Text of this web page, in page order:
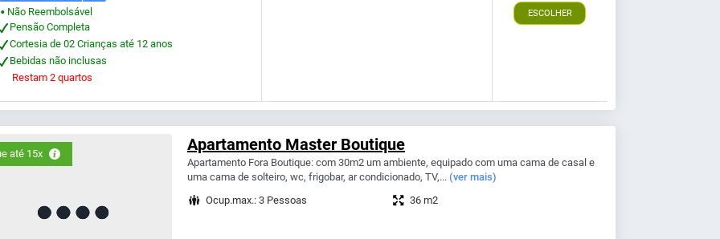
⬤
Não Reembolsável
Pensão Completa
Cortesia de 02 Crianças até 12 anos
Bebidas não inclusas
Restam 2 quartos
ESCOLHER
até 15x Apartamento Master Boutique
Apartamento Fora Boutique: com 30m2 um ambiente, equipado com uma cama de casal e
uma cama de solteiro, wc, frigobar, ar condicionado, TV,... (ver mais)
Ocup.max.: 3 Pessoas
36 m2